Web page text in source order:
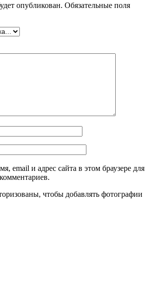
опубликован. Обязательные поля
email и адрес сайта в этом браузере для
чтобы добавлять фотографии